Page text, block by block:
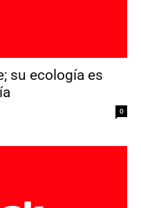
su ecología es
0